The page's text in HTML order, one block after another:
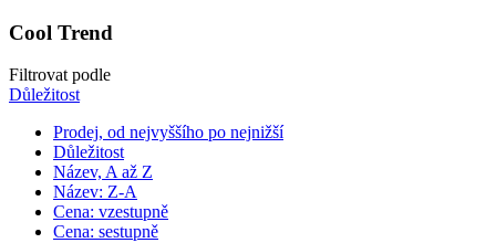
Cool Trend
Filtrovat podle
Důležitost
Prodej, od nejvyššího po nejnižší
Důležitost
Název, A až Z
Název: Z-A
Cena: vzestupně
Cena: sestupně